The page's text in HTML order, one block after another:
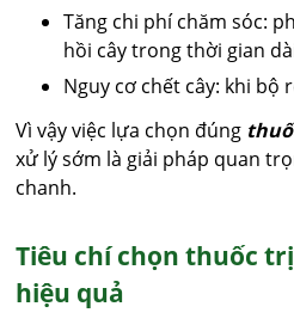
Tăng chi phí chăm sóc:
hồi cây trong thời gian
Nguy cơ chết cây: khi bộ
Vì vậy việc lựa chọn đúng
xử lý sớm là giải pháp quan
chanh.
Tiêu chí chọn thuốc
hiệu quả